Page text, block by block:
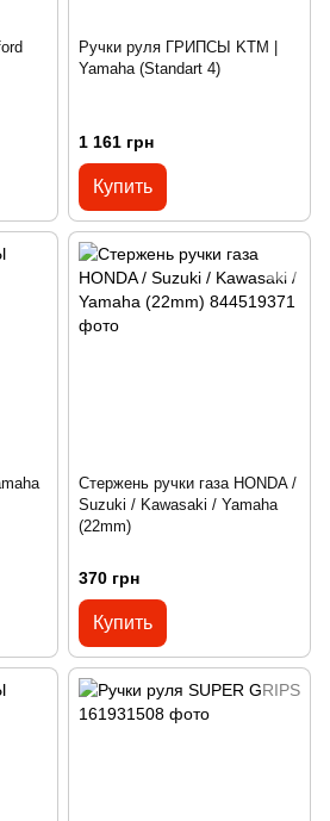
Ручки руля ГРИПСЫ KTM |
Yamaha (Standart 4)
1 161 грн
Купить
Стержень ручки газа HONDA /
Suzuki / Kawasaki / Yamaha
(22mm)
370 грн
Купить